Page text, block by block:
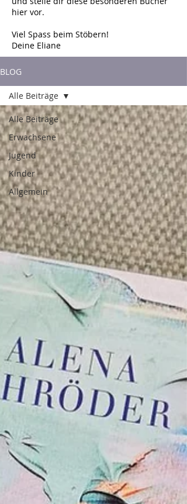
hier vor.
Viel Spass beim Stöbern!
Deine Eliane
BLOG
Alle Beiträge
Erwachsene
Jugend
Kinder
Allgemein
Alle Beiträge